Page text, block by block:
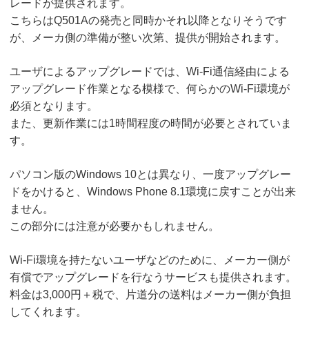
レードが提供されます。
こちらはQ501Aの発売と同時かそれ以降となりそうです
が、メーカ側の準備が整い次第、提供が開始されます。
ユーザによるアップグレードでは、Wi-Fi通信経由による
アップグレード作業となる模様で、何らかのWi-Fi環境が
必須となります。
また、更新作業には1時間程度の時間が必要とされていま
す。
パソコン版のWindows 10とは異なり、一度アップグレー
ドをかけると、Windows Phone 8.1環境に戻すことが出来
ません。
この部分には注意が必要かもしれません。
Wi-Fi環境を持たないユーザなどのために、メーカー側が
有償でアップグレードを行なうサービスも提供されます。
料金は3,000円＋税で、片道分の送料はメーカー側が負担
してくれます。